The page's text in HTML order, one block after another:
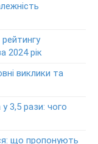
клиентов
карт
2024 рік
виклики та
у 3,5 рази: чого
що пропонують